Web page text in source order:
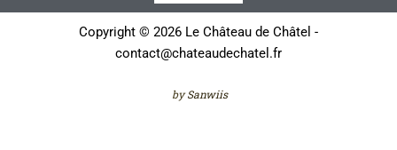
Copyright © 2026 Le Château de Châtel -
contact@chateaudechatel.fr
bySanwiis